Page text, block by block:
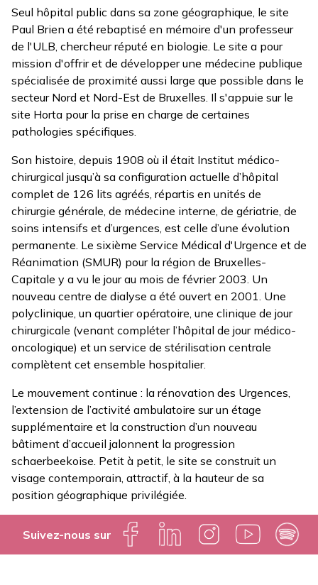
Seul hôpital public dans sa zone géographique, le site
Paul Brien a été rebaptisé en mémoire d'un professeur
de l'ULB, chercheur réputé en biologie. Le site a pour
mission d'offrir et de développer une médecine publique
spécialisée de proximité aussi large que possible dans le
secteur Nord et Nord-Est de Bruxelles. Il s'appuie sur le
site Horta pour la prise en charge de certaines
pathologies spécifiques.
Son histoire, depuis 1908 où il était Institut médico-
chirurgical jusqu’à sa configuration actuelle d’hôpital
complet de 126 lits agréés, répartis en unités de
chirurgie générale, de médecine interne, de gériatrie, de
soins intensifs et d’urgences, est celle d’une évolution
permanente. Le sixième Service Médical d'Urgence et de
Réanimation (SMUR) pour la région de Bruxelles-
Capitale y a vu le jour au mois de février 2003. Un
nouveau centre de dialyse a été ouvert en 2001. Une
polyclinique, un quartier opératoire, une clinique de jour
chirurgicale (venant compléter l’hôpital de jour médico-
oncologique) et un service de stérilisation centrale
complètent cet ensemble hospitalier.
Le mouvement continue : la rénovation des Urgences,
l’extension de l’activité ambulatoire sur un étage
supplémentaire et la construction d’un nouveau
bâtiment d’accueil jalonnent la progression
schaerbeekoise. Petit à petit, le site se construit un
visage contemporain, attractif, à la hauteur de sa
position géographique privilégiée.
Suivez-nous sur